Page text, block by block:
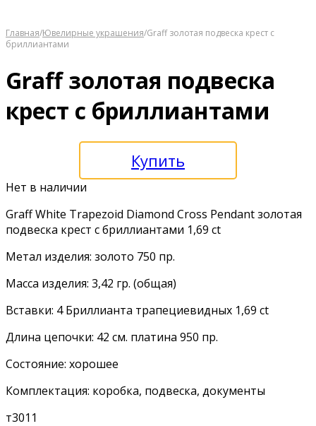
Главная/Ювелирные украшения/Graff золотая подвеска крест с
бриллиантами
Graff золотая подвеска
крест с бриллиантами
Купить
Нет в наличии
Graff White Trapezoid Diamond Cross Pendant золотая
подвеска крест с бриллиантами 1,69 ct
Метал изделия: золото 750 пр.
Масса изделия: 3,42 гр. (общая)
Вставки: 4 Бриллианта трапециевидных 1,69 ct
Длина цепочки: 42 см. платина 950 пр.
Состояние: хорошее
Комплектация: коробка, подвеска, документы
т3011